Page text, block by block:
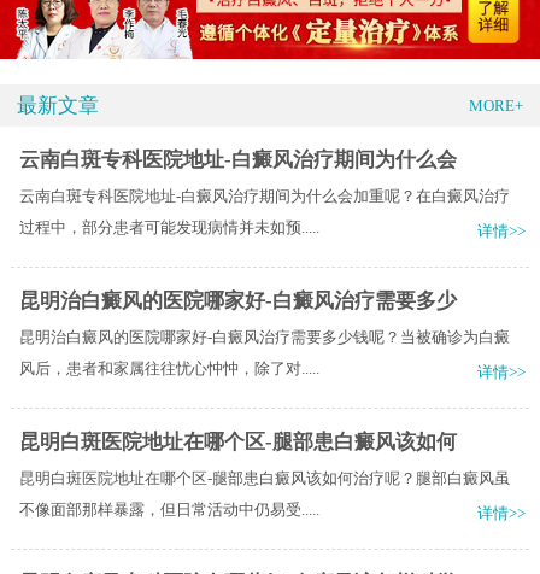
最新文章 MORE+
云南白斑专科医院地址-白癜风治疗期间为什么会
云南白斑专科医院地址-白癜风治疗期间为什么会加重呢？在白癜风治疗
过程中，部分患者可能发现病情并未如预.....
详情>>
昆明治白癜风的医院哪家好-白癜风治疗需要多少
昆明治白癜风的医院哪家好-白癜风治疗需要多少钱呢？当被确诊为白癜
风后，患者和家属往往忧心忡忡，除了对.....
详情>>
昆明白斑医院地址在哪个区-腿部患白癜风该如何
昆明白斑医院地址在哪个区-腿部患白癜风该如何治疗呢？腿部白癜风虽
不像面部那样暴露，但日常活动中仍易受.....
详情>>